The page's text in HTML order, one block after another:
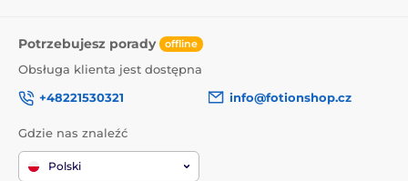
Potrzebujesz porady offline
Obsługa klienta jest dostępna
+48221530321
info@fotionshop.cz
Gdzie nas znaleźć
Polski